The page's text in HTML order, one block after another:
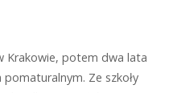
Kra­kowie, potem dwa lata
Ze szkoły